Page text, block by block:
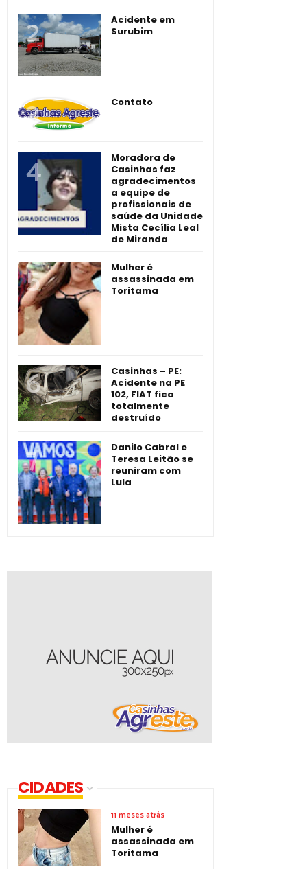
Acidente em
Surubim
Contato
Moradora de
Casinhas faz
agradecimentos
a equipe de
profissionais de
saúde da Unidade
Mista Cecília Leal
de Miranda
Mulher é
assassinada em
Toritama
Casinhas – PE:
Acidente na PE
102, FIAT fica
totalmente
destruído
Danilo Cabral e
Teresa Leitão se
reuniram com
Lula
CIDADES
11 meses atrás
Mulher é
assassinada em
Toritama